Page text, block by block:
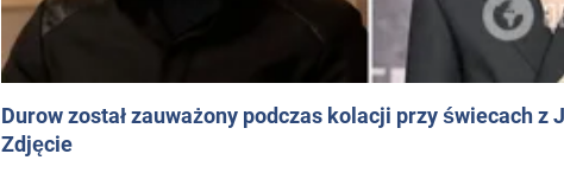
Durow został zauważony podczas kolacji przy świecach z
Zdjęcie